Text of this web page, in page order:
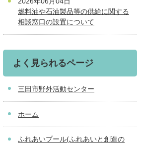
燃料油や石油製品等の供給に関する
相談窓口の設置について
よく見られるページ
三田市野外活動センター
ホーム
ふれあいプール(ふれあいと創造の